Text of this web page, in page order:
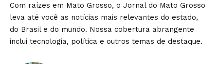
Com raízes em Mato Grosso, o Jornal do Mato Grosso
leva até você as notícias mais relevantes do estado,
do Brasil e do mundo. Nossa cobertura abrangente
inclui tecnologia, política e outros temas de destaque.